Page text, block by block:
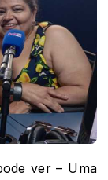
ver – Uma